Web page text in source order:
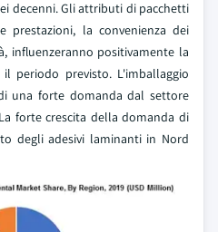
decenni. Gli attributi di pacchetti
prestazioni, la convenienza dei
influenzeranno positivamente la
periodo previsto. L'imballaggio
una forte domanda dal settore
forte crescita della domanda di
degli adesivi laminanti in Nord